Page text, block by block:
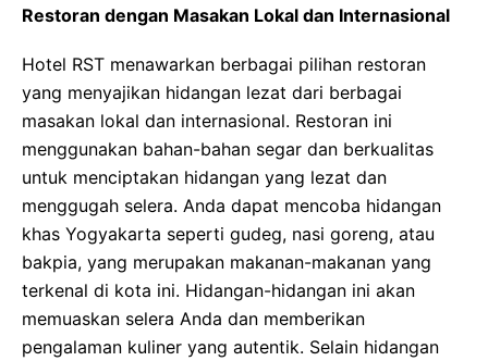
Restoran dengan Masakan Lokal dan Internasional
Hotel RST menawarkan berbagai pilihan restoran
yang menyajikan hidangan lezat dari berbagai
masakan lokal dan internasional. Restoran ini
menggunakan bahan-bahan segar dan berkualitas
untuk menciptakan hidangan yang lezat dan
menggugah selera. Anda dapat mencoba hidangan
khas Yogyakarta seperti gudeg, nasi goreng, atau
bakpia, yang merupakan makanan-makanan yang
terkenal di kota ini. Hidangan-hidangan ini akan
memuaskan selera Anda dan memberikan
pengalaman kuliner yang autentik. Selain hidangan